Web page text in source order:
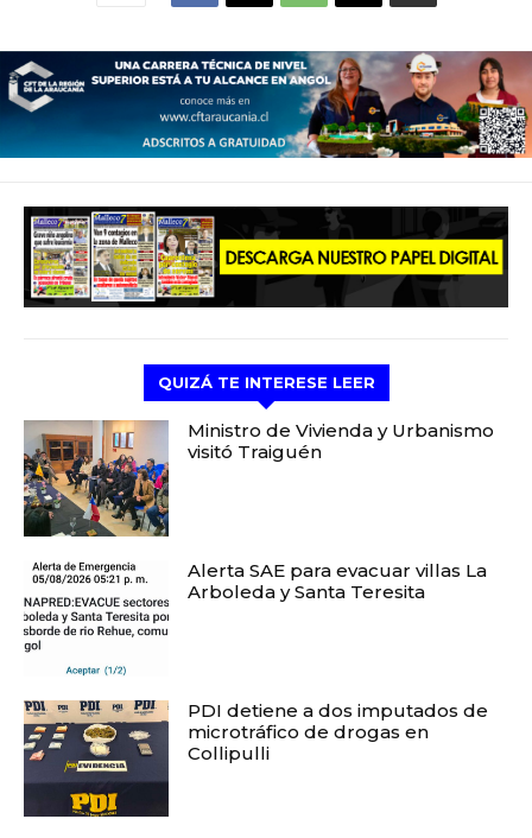
QUIZÁ TE INTERESE LEER
Ministro de Vivienda y Urbanismo
visitó Traiguén
Alerta SAE para evacuar villas La
Arboleda y Santa Teresita
PDI detiene a dos imputados de
microtráfico de drogas en
Collipulli